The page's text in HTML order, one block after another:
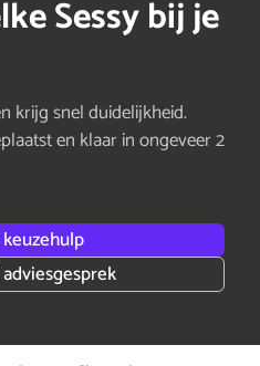
Sessy bij je
krijg snel duidelijkheid.
en klaar in ongeveer 2